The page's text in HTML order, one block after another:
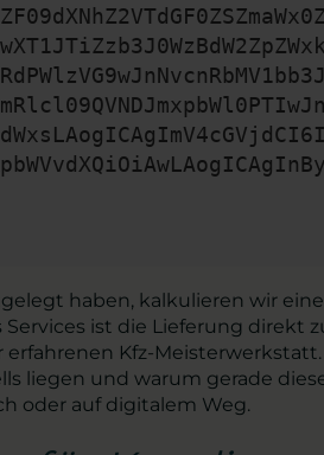
haben, kalkulieren wir
ist die Lieferung
Kfz-
liegen und warum gerade
oder auf digitalem Weg.